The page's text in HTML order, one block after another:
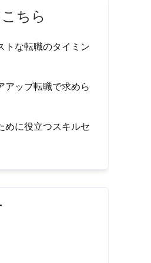
ちら
トな転職のタイミン
アップ転職で求めら
めに役立つスキルセ